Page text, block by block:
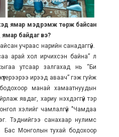
ямар мэдрэмж төрж байсан
байдаг вэ?
учраас нарийн санадаггүй.
арай хол ирчихсэн байна” л
утсаар залгахад нь “Би
ирээд аваач” гэж гуйж
манай хамаатнуудын
явдаг, хариу нэхдэггүй тэр
хэлийг чамлалгүй "Чамдаа
Тэднийгээ санахаар нулимс
Бас Монголын тухай бодохоор